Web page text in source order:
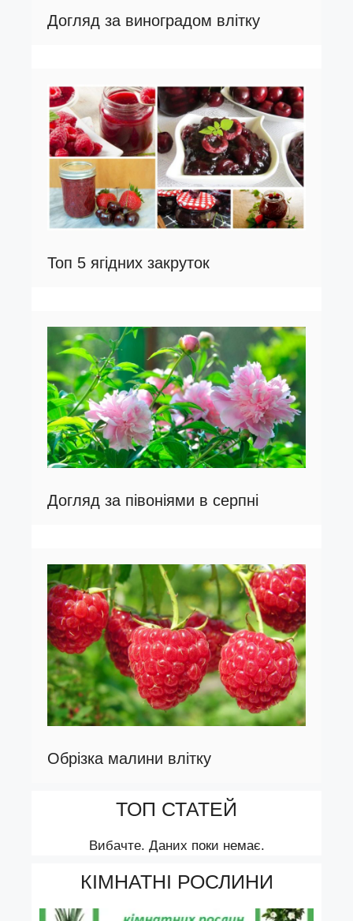
Догляд за виноградом влітку
Топ 5 ягідних закруток
Догляд за півоніями в серпні
Обрізка малини влітку
ТОП СТАТЕЙ
Вибачте. Даних поки немає.
КІМНАТНІ РОСЛИНИ